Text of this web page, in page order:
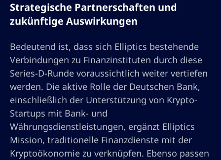
Strategische Partnerschaften und
zukünftige Auswirkungen
Bedeutend ist, dass sich Elliptics bestehende
Verbindungen zu Finanzinstituten durch diese
Series-D-Runde voraussichtlich weiter vertiefen
werden. Die aktive Rolle der Deutschen Bank,
einschließlich der Unterstützung von Krypto-
Startups mit Bank- und
Währungsdienstleistungen, ergänzt Elliptics
Mission, traditionelle Finanzdienste mit der
Kryptoökonomie zu verknüpfen. Ebenso passen